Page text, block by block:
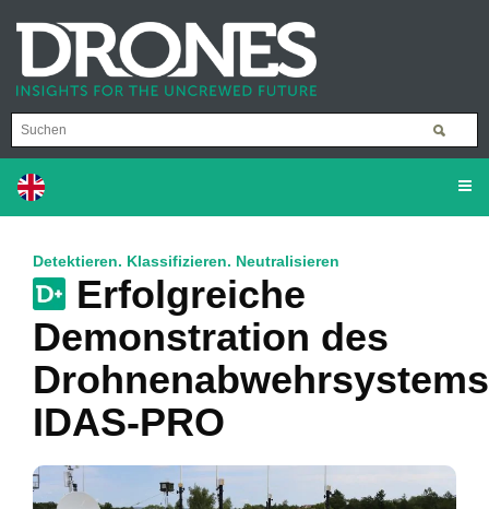
Detektieren. Klassifizieren. Neutralisieren
Erfolgreiche
Demonstration des
Drohnenabwehrsystems
IDAS-PRO